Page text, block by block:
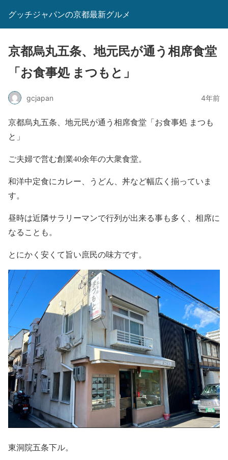
グッチジャパンの京都最新グルメ
京都烏丸五条、地元民が通う相席食堂
「お食事処 まつもと」
gcjapan 4年前
京都烏丸五条、地元民が通う相席食堂「お食事処 まつも
と」
ご夫婦で営む創業40余年の大衆食堂。
和洋中定食にカレー、うどん、丼など幅広く揃っていま
す。
昼時は近隣サラリーマンで行列が出来る事も多く、相席に
なることも。
とにかく安くて旨い庶民の味方です。
東洞院五条下ル。